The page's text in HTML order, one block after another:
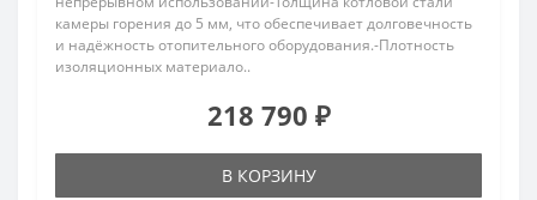
камеры горения до 5 мм, что обеспечивает долговечность
и надёжность отопительного оборудования.-Плотность
изоляционных материало..
218 790 ₽
В КОРЗИНУ